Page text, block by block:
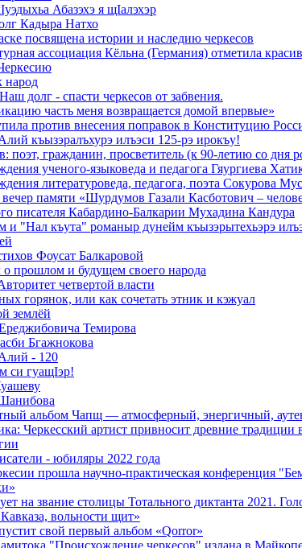
Абазэхэ я щIалэхэр
Кадыра Натхо
посвящена истории и наследию черкесов
ассоциация Кёльна (Германия) отметила
народ
долг - спасти черкесов от забвения.
часть меня возвращается домой впервые»
против внесения поправок в Конституцию
къызэралъхурэ илъэси 125-рэ ирокъу!
поэт, гражданин, просветитель (к 90-летию со дня
ученого-языковеда и педагога Гяургиева
литературоведа, педагога, поэта Сокурова
памяти «Шурдумов Газали Касботович –
писателя Кабардино-Балкарии Мухадина Кандура
"Нал къута" романыр дунейм къызэрытехьэрэ
Фоусат Балкаровой
о прошлом и будущем своего народа
четвертой власти
горянок, или как сочетать этник и кэжуал
землёй
Темирова
Бгажнокова
- 120
си гуащIэр!
альбом Чапщ — атмосферный, энергичный,
Черкесский артист привносит древние
- юбиляры 2022 года
прошла научно-практическая конференция
на звание столицы Тотального диктанта 2021.
вольности щит»
свой первый альбом «Qorror»